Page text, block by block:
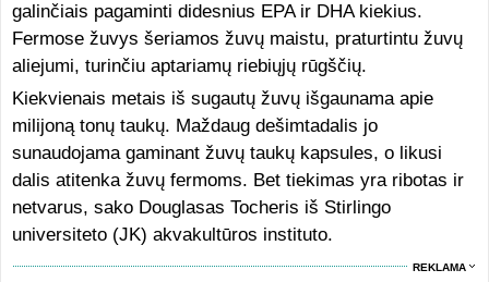
galinčiais pagaminti didesnius EPA ir DHA kiekius.
Fermose žuvys šeriamos žuvų maistu, praturtintu žuvų
aliejumi, turinčiu aptariamų riebiųjų rūgščių.
Kiekvienais metais iš sugautų žuvų išgaunama apie
milijoną tonų taukų. Maždaug dešimtadalis jo
sunaudojama gaminant žuvų taukų kapsules, o likusi
dalis atitenka žuvų fermoms. Bet tiekimas yra ribotas ir
netvarus, sako Douglasas Tocheris iš Stirlingo
universiteto (JK) akvakultūros instituto.
REKLAMA